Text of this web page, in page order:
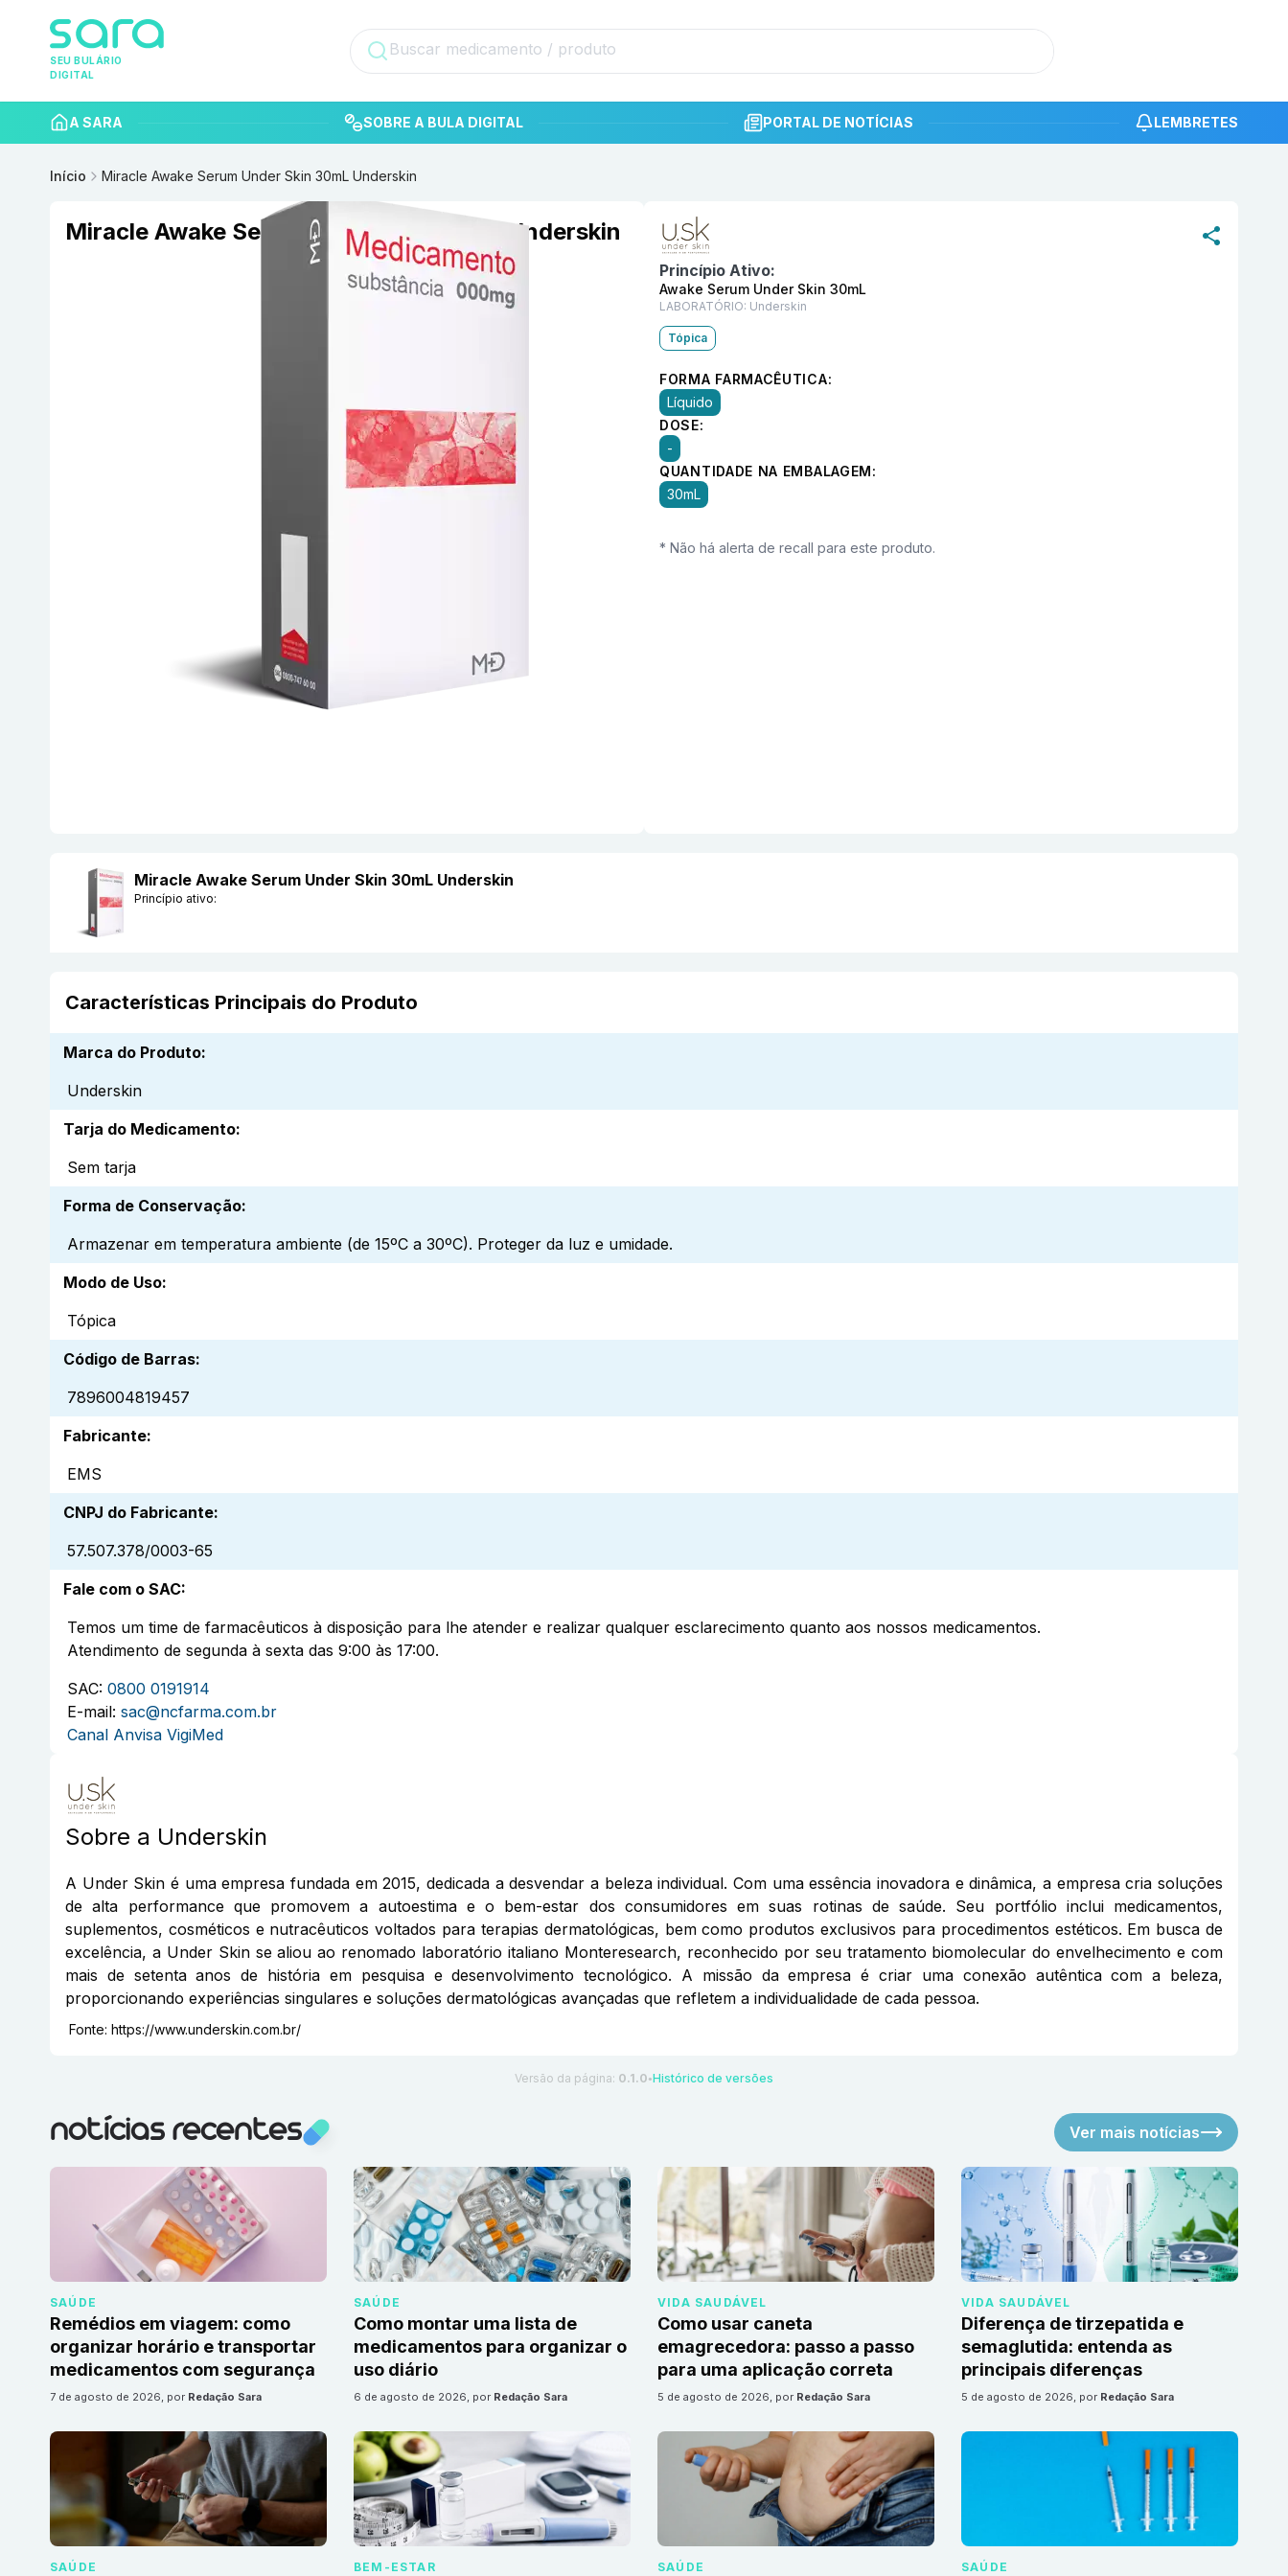
SEU BULÁRIO
DIGITAL
A SARA SOBRE A BULA DIGITAL PORTAL DE NOTÍCIAS LEMBRETES
Início Miracle Awake Serum Under Skin 30mL Underskin
Miracle Awake Serum Under Skin 30mL Underskin
Princípio Ativo:
Awake Serum Under Skin 30mL
LABORATÓRIO: Underskin
Tópica
FORMA FARMACÊUTICA:
Líquido
DOSE:
-
QUANTIDADE NA EMBALAGEM:
30mL
* Não há alerta de recall para este produto.
Miracle Awake Serum Under Skin 30mL Underskin
Princípio ativo:
Características Principais do Produto
Marca do Produto:
Underskin
Tarja do Medicamento:
Sem tarja
Forma de Conservação:
Armazenar em temperatura ambiente (de 15ºC a 30ºC). Proteger da luz e umidade.
Modo de Uso:
Tópica
Código de Barras:
7896004819457
Fabricante:
EMS
CNPJ do Fabricante:
57.507.378/0003-65
Fale com o SAC:
Temos um time de farmacêuticos à disposição para lhe atender e realizar qualquer esclarecimento quanto aos nossos medicamentos.
Atendimento de segunda à sexta das 9:00 às 17:00.
SAC: 0800 0191914
E-mail: sac@ncfarma.com.br
Canal Anvisa VigiMed
Sobre a Underskin
A Under Skin é uma empresa fundada em 2015, dedicada a desvendar a beleza individual. Com uma essência inovadora e dinâmica, a empresa cria soluções
de alta performance que promovem a autoestima e o bem-estar dos consumidores em suas rotinas de saúde. Seu portfólio inclui medicamentos,
suplementos, cosméticos e nutracêuticos voltados para terapias dermatológicas, bem como produtos exclusivos para procedimentos estéticos. Em busca de
excelência, a Under Skin se aliou ao renomado laboratório italiano Monteresearch, reconhecido por seu tratamento biomolecular do envelhecimento e com
mais de setenta anos de história em pesquisa e desenvolvimento tecnológico. A missão da empresa é criar uma conexão autêntica com a beleza,
proporcionando experiências singulares e soluções dermatológicas avançadas que refletem a individualidade de cada pessoa.
Fonte: https://www.underskin.com.br/
Versão da página: 0.1.0 ●Histórico de versões
notícias recentes Ver mais notícias
SAÚDE
Remédios em viagem: como
organizar horário e transportar
medicamentos com segurança
7 de agosto de 2026, por Redação Sara
SAÚDE
Como montar uma lista de
medicamentos para organizar o
uso diário
6 de agosto de 2026, por Redação Sara
VIDA SAUDÁVEL
Como usar caneta
emagrecedora: passo a passo
para uma aplicação correta
5 de agosto de 2026, por Redação Sara
VIDA SAUDÁVEL
Diferença de tirzepatida e
semaglutida: entenda as
principais diferenças
5 de agosto de 2026, por Redação Sara
SAÚDE BEM-ESTAR SAÚDE SAÚDE